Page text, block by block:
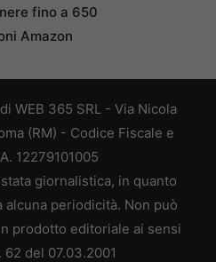
fino a 650
Amazon
WEB 365 SRL - Via Nicola
(RM) - Codice Fiscale e
12279101005
giornalistica, in quanto
alcuna periodicità. Non può
prodotto editoriale ai sensi
del 07.03.2001